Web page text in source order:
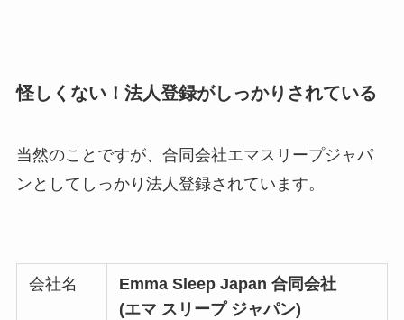
怪しくない！法人登録がしっかりされている
当然のことですが、合同会社エマスリープジャパ
ンとしてしっかり法人登録されています。
会社名
Emma Sleep Japan 合同会社
(エマ スリープ ジャパン)